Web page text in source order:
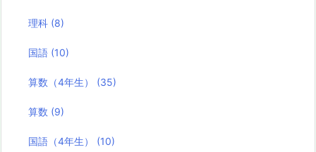
理科 (8)
国語 (10)
算数（4年生） (35)
算数 (9)
国語（4年生） (10)